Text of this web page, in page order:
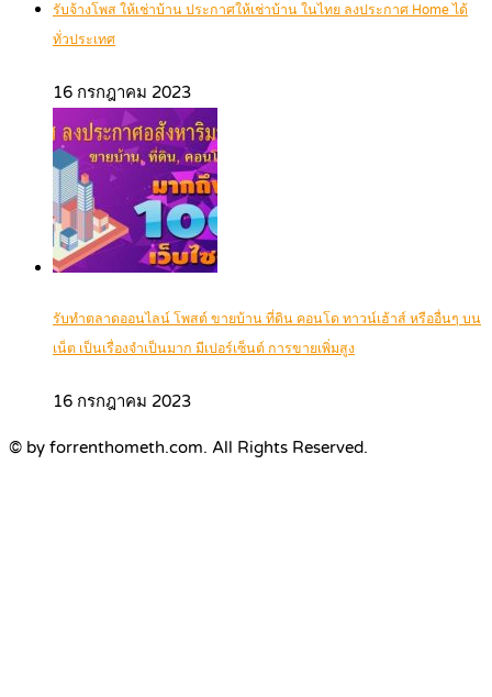
รับจ้างโพส ให้เช่าบ้าน ประกาศให้เช่าบ้าน ในไทย ลงประกาศ Home ได้
ทั่วประเทศ
16 กรกฎาคม 2023
รับทำตลาดออนไลน์ โพสต์ ขายบ้าน ที่ดิน คอนโด ทาวน์เฮ้าส์ หรืออื่นๆ บน
เน็ต เป็นเรื่องจำเป็นมาก มีเปอร์เซ็นต์ การขายเพิ่มสูง
16 กรกฎาคม 2023
© by forrenthometh.com. All Rights Reserved.